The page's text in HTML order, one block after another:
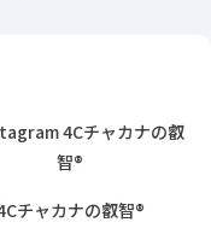
チャカナの叡智®